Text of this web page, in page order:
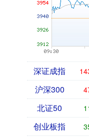
深证成指
沪深300
北证50
创业板指